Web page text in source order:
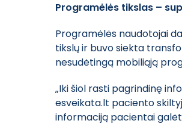
Programėlės tikslas –
Programėlės naudotojai
tikslų ir buvo siekta
nesudėtingą mobiliąją
„Iki šiol rasti pagrindinę
esveikata.lt paciento
informaciją pacientai